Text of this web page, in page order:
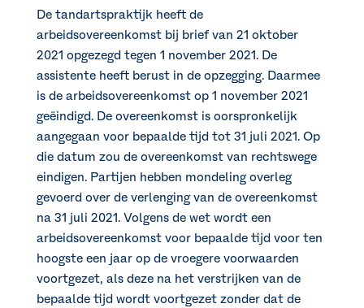
De tandartspraktijk heeft de
arbeidsovereenkomst bij brief van 21 oktober
2021 opgezegd tegen 1 november 2021. De
assistente heeft berust in de opzegging. Daarmee
is de arbeidsovereenkomst op 1 november 2021
geëindigd. De overeenkomst is oorspronkelijk
aangegaan voor bepaalde tijd tot 31 juli 2021. Op
die datum zou de overeenkomst van rechtswege
eindigen. Partijen hebben mondeling overleg
gevoerd over de verlenging van de overeenkomst
na 31 juli 2021. Volgens de wet wordt een
arbeidsovereenkomst voor bepaalde tijd voor ten
hoogste een jaar op de vroegere voorwaarden
voortgezet, als deze na het verstrijken van de
bepaalde tijd wordt voortgezet zonder dat de